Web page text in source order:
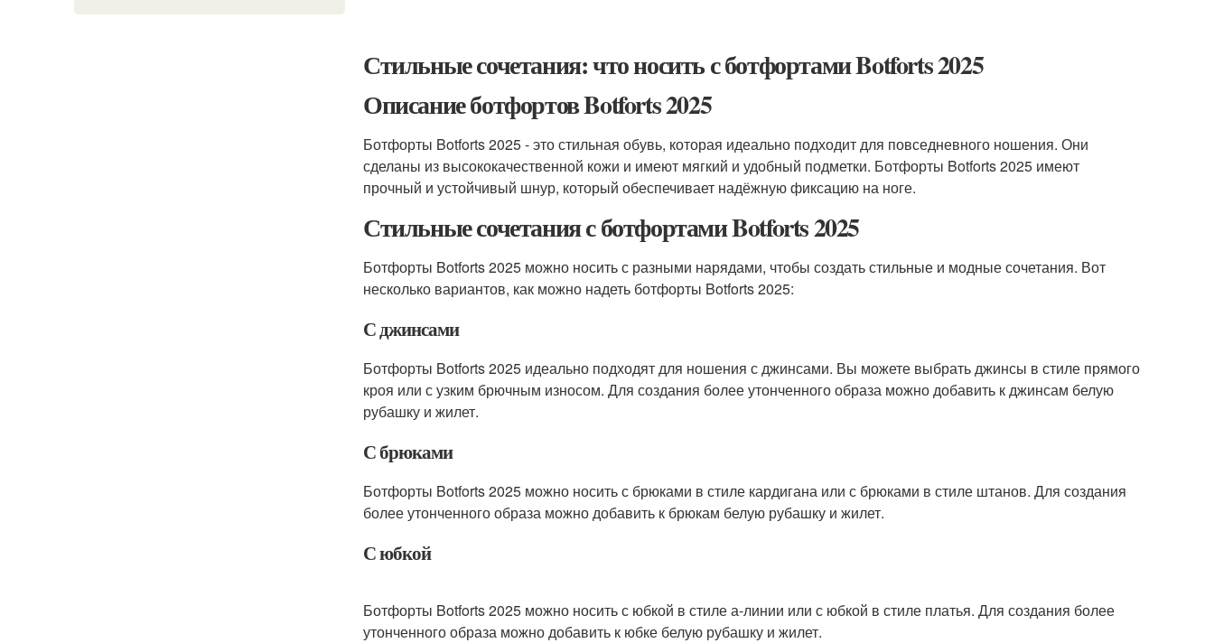
Стильные сочетания: что носить с ботфортами Botforts 2025
Описание ботфортов Botforts 2025
Ботфорты Botforts 2025 - это стильная обувь, которая идеально подходит для повседневного ношения. Они
сделаны из высококачественной кожи и имеют мягкий и удобный подметки. Ботфорты Botforts 2025 имеют
прочный и устойчивый шнур, который обеспечивает надёжную фиксацию на ноге.
Стильные сочетания с ботфортами Botforts 2025
Ботфорты Botforts 2025 можно носить с разными нарядами, чтобы создать стильные и модные сочетания. Вот
несколько вариантов, как можно надеть ботфорты Botforts 2025:
С джинсами
Ботфорты Botforts 2025 идеально подходят для ношения с джинсами. Вы можете выбрать джинсы в стиле прямого
кроя или с узким брючным износом. Для создания более утонченного образа можно добавить к джинсам белую
рубашку и жилет.
С брюками
Ботфорты Botforts 2025 можно носить с брюками в стиле кардигана или с брюками в стиле штанов. Для создания
более утонченного образа можно добавить к брюкам белую рубашку и жилет.
С юбкой
Ботфорты Botforts 2025 можно носить с юбкой в стиле а-линии или с юбкой в стиле платья. Для создания более
утонченного образа можно добавить к юбке белую рубашку и жилет.